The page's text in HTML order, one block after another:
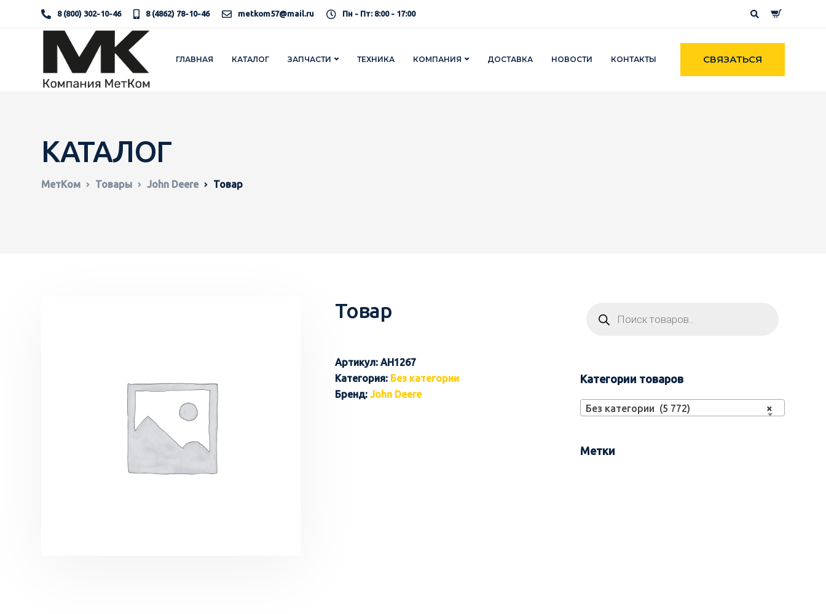
8 (800) 302-10-46 8 (4862) 78-10-46 metkom57@mail.ru Пн - Пт: 8:00 - 17:00
ГЛАВНАЯ КАТАЛОГ ЗАПЧАСТИ ТЕХНИКА КОМПАНИЯ ДОСТАВКА НОВОСТИ КОНТАКТЫ СВЯЗАТЬСЯ
КАТАЛОГ
МетКом Товары John Deere Товар
Товар
Артикул: AH1267
Категория: Без категории
Бренд: John Deere
Категории товаров
×
Без категории (5 772)
Метки